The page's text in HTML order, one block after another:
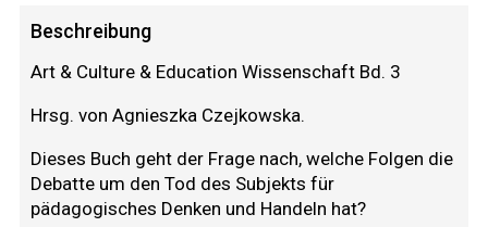
Beschreibung
Art & Culture & Education Wissenschaft Bd. 3
Hrsg. von Agnieszka Czejkowska.
Dieses Buch geht der Frage nach, welche Folgen die
Debatte um den Tod des Subjekts für
pädagogisches Denken und Handeln hat?